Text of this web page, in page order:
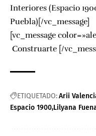
Interiores (Espacio
Puebla)[/vc_message]
[vc_message
Construarte [/
ETIQUETADO:Arii
Espacio 1900 Lilyana